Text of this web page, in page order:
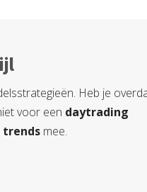
Heb je
voor een daytrading
trends mee.